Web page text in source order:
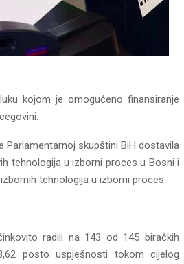
kojom je omogućeno finansiranje
Parlamentarnoj skupštini BiH dostavila
tehnologija u izborni proces u Bosni i
tehnologija u izborni proces.
radili na 143 od 145 biračkih
posto uspješnosti tokom cijelog